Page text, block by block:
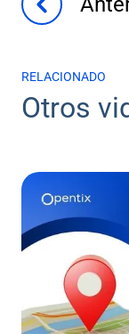
RELACIONADO
Otros